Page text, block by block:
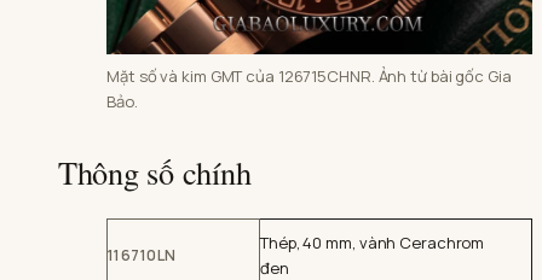
Mặt số và kim GMT của 126715CHNR. Ảnh từ bài gốc Gia
Bảo.
Thông số chính
116710LN
Thép, 40 mm, vành Cerachrom
đen